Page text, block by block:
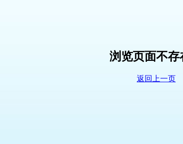
浏览页面不存
返回上一页